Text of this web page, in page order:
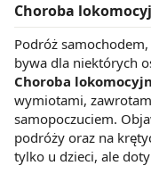
Choroba
Podróż
bywa dla niektórych
Choroba
wymiotami,
samopoczuciem.
podróży oraz na
tylko u dzieci, ale